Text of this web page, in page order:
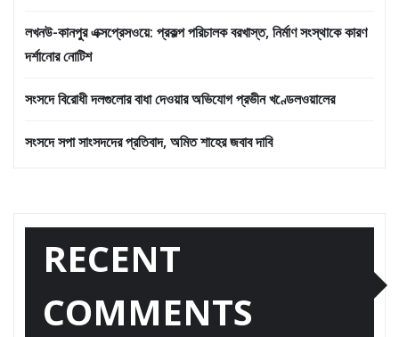
লখনউ-কানপুর এক্সপ্রেসওয়ে: প্রকল্প পরিচালক বরখাস্ত, নির্মাণ সংস্থাকে কারণ
দর্শানোর নোটিশ
সংসদে বিরোধী দলগুলোর বাধা দেওয়ার অভিযোগ প্রভীন খণ্ডেলওয়ালের
সংসদে সপা সাংসদদের প্রতিবাদ, অমিত শাহের জবাব দাবি
RECENT
COMMENTS